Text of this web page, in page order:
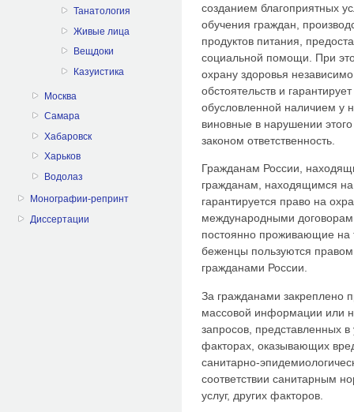
Танатология
Живые лица
Вещдоки
Казуистика
Москва
Самара
Хабаровск
Харьков
Водолаз
Монографии-репринт
Диссертации
созданием благоприятных
обучения граждан,
продуктов питания,
социальной помощи. При
охрану здоровья
обстоятельств и
обусловленной наличием у
виновные в нарушении
законом ответственность.
Гражданам России,
гражданам, находящимся
гарантируется право на
международными
постоянно проживающие на
беженцы пользуются
гражданами России.
За гражданами закреплено
массовой информации или
запросов, представленных
факторах, оказывающих
санитарно-
соответствии санитарным
услуг, других факторов.